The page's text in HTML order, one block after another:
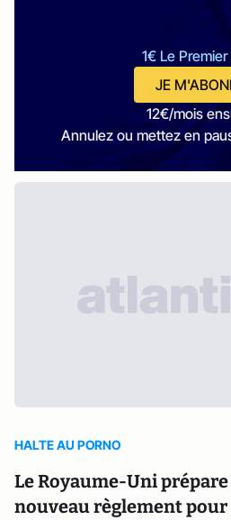
1€ Le
JE
12€/mois
Annulez ou mettez en
HALTE AU PORNO
Le Royaume-Uni
nouveau règlement pour